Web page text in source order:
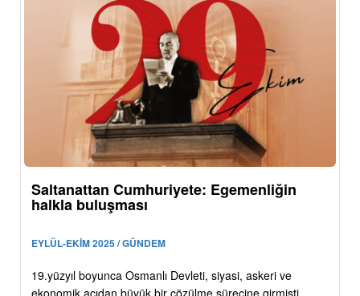
Saltanattan Cumhuriyete: Egemenliğin
halkla buluşması
EYLÜL-EKİM 2025 / GÜNDEM
19.yüzyıl boyunca Osmanlı Devleti, siyasi, askeri ve
ekonomik açıdan büyük bir çözülme sürecine girmişti.